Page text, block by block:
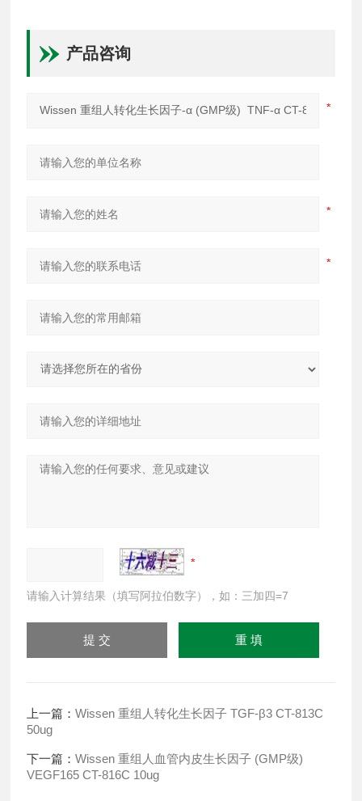
产品咨询
请输入计算结果（填写阿拉伯数字），如：三加四=7
上一篇：Wissen 重组人转化生长因子 TGF-β3 CT-813C
50ug
下一篇：Wissen 重组人血管内皮生长因子 (GMP级)
VEGF165 CT-816C 10ug